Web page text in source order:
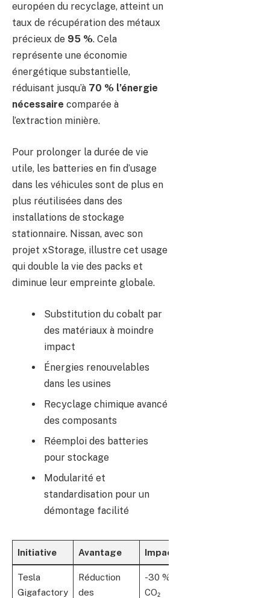
européen du recyclage, atteint un
taux de récupération des métaux
précieux de 95 %. Cela
représente une économie
énergétique substantielle,
réduisant jusqu’à 70 % l’énergie
nécessaire comparée à
l’extraction minière.
Pour prolonger la durée de vie
utile, les batteries en fin d’usage
dans les véhicules sont de plus en
plus réutilisées dans des
installations de stockage
stationnaire. Nissan, avec son
projet xStorage, illustre cet usage
qui double la vie des packs et
diminue leur empreinte globale.
Substitution du cobalt par
des matériaux à moindre
impact
Énergies renouvelables
dans les usines
Recyclage chimique avancé
des composants
Réemploi des batteries
pour stockage
Modularité et
standardisation pour un
démontage facilité
Initiative Avantage Impact estimé
Tesla
Gigafactory
Réduction
des
-30 % d’émissions
CO₂